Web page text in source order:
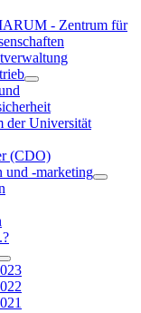
- Zentrum für
der Universität
(CDO)
und -marketing